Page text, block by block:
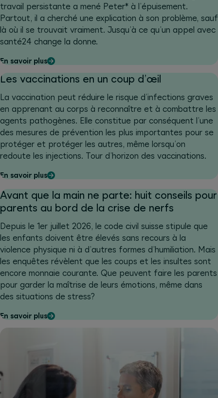
travail persistante a mené Peter* à l’épuisement.
Partout, il a cherché une explication à son problème, sauf
là où il se trouvait vraiment. Jusqu’à ce qu’un appel avec
santé24 change la donne.
En savoir plus
Les vaccinations en un coup d’œil
La vaccination peut réduire le risque d’infections graves
en apprenant au corps à reconnaître et à combattre les
agents pathogènes. Elle constitue par conséquent l’une
des mesures de prévention les plus importantes pour se
protéger et protéger les autres, même lorsqu’on
redoute les injections. Tour d’horizon des vaccinations.
En savoir plus
Avant que la main ne parte: huit conseils pour
parents au bord de la crise de nerfs
Depuis le 1er juillet 2026, le code civil suisse stipule que
les enfants doivent être élevés sans recours à la
violence physique ni à d’autres formes d’humiliation. Mais
les enquêtes révèlent que les coups et les insultes sont
encore monnaie courante. Que peuvent faire les parents
pour garder la maîtrise de leurs émotions, même dans
des situations de stress?
En savoir plus